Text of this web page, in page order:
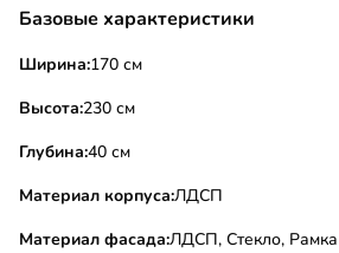
Базовые характеристики
Ширина:170 см
Высота:230 см
Глубина:40 см
Материал корпуса:ЛДСП
Материал фасада:ЛДСП, Стекло,